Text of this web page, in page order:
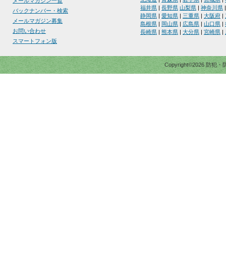
バックナンバー・検索
メールマガジン募集
お問い合わせ
スマートフォン版
福井県
長野県 山梨県 神奈川県
静岡県
愛知県 三重県 大阪府
島根県
岡山県 広島県 山口県
長崎県
熊本県 大分県 宮崎県
Copyright©2026 防犯・